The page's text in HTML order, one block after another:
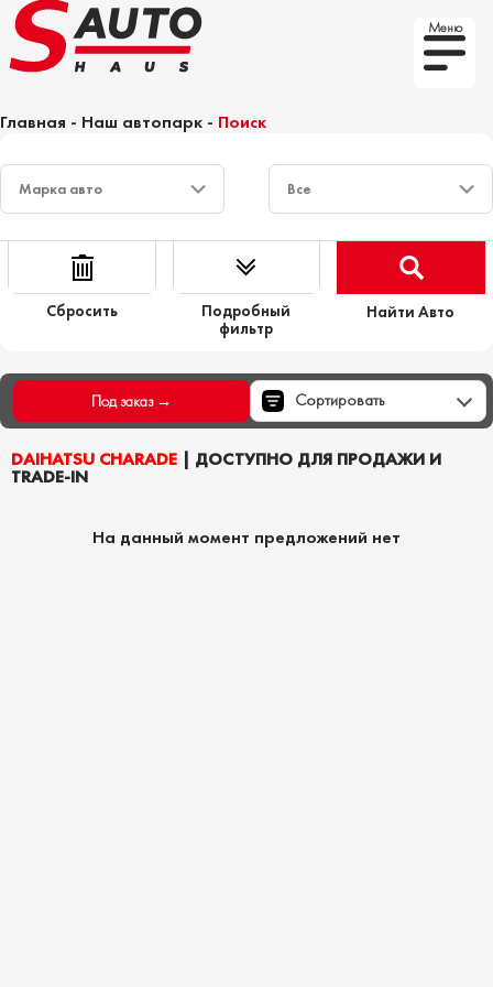
Меню
Главная - Наш автопарк - Поиск
Сбросить
Подробный
фильтр
Найти Авто
DAIHATSU CHARADE | ДОСТУПНО ДЛЯ ПРОДАЖИ И
TRADE-IN
Под заказ → Сортировать
На данный момент предложений нет